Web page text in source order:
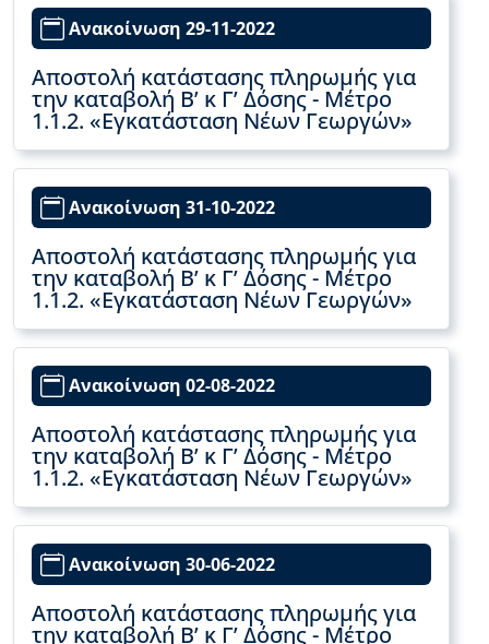
Ανακοίνωση 29-11-2022
Αποστολή κατάστασης πληρωμής για
την καταβολή Β’ κ Γ’ Δόσης - Μέτρο
1.1.2. «Εγκατάσταση Νέων Γεωργών»
Ανακοίνωση 31-10-2022
Αποστολή κατάστασης πληρωμής για
την καταβολή Β’ κ Γ’ Δόσης - Μέτρο
1.1.2. «Εγκατάσταση Νέων Γεωργών»
Ανακοίνωση 02-08-2022
Αποστολή κατάστασης πληρωμής για
την καταβολή Β’ κ Γ’ Δόσης - Μέτρο
1.1.2. «Εγκατάσταση Νέων Γεωργών»
Ανακοίνωση 30-06-2022
Αποστολή κατάστασης πληρωμής για
την καταβολή Β’ κ Γ’ Δόσης - Μέτρο